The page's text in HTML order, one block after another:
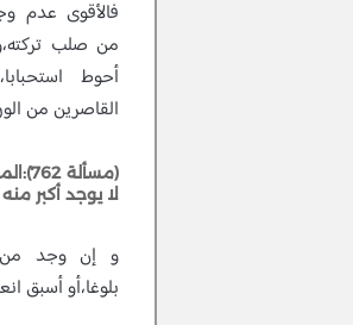
فالأقوى عدم
من صلب
أحوط
القاصرين من
لا يوجد أكبر
و إن وجد
بلوغا،أو أسبق